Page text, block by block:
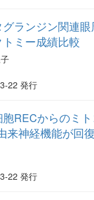
ランジン関連
ミー成績比較
22 発行
RECからのミ
来神経機能が回
22 発行